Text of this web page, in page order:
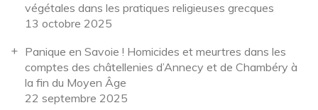
végétales dans les pratiques religieuses grecques
13 octobre 2025
Panique en Savoie ! Homicides et meurtres dans les
comptes des châtellenies d’Annecy et de Chambéry à
la fin du Moyen Âge
22 septembre 2025